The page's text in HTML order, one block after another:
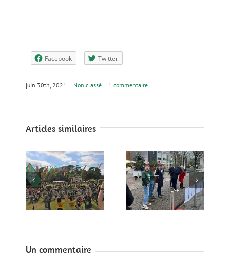
Facebook Twitter
juin 30th, 2021 | Non classé | 1 commentaire
Articles similaires
mandat de
Nantes
Métropole : Tout
juste la
moyenne, doit
redoubler
objectifs
Le Camp Climat
Ouest a tenu ses
promesses !
Un commentaire